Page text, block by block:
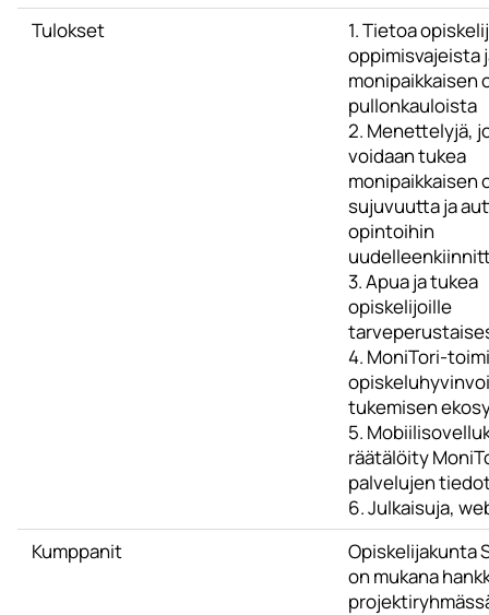
Tulokset
1. Tietoa
oppimisvajeista
monipaikkaisen
pullonkauloista
2. Menettelyjä,
voidaan tukea
monipaikkaisen
sujuvuutta ja
opintoihin
3. Apua ja tukea
opiskelijoille
4. MoniTori-
tukemisen
5.
räätälöity
palvelujen
6. Julkaisuja,
Kumppanit
Opiskelijakunta
on mukana